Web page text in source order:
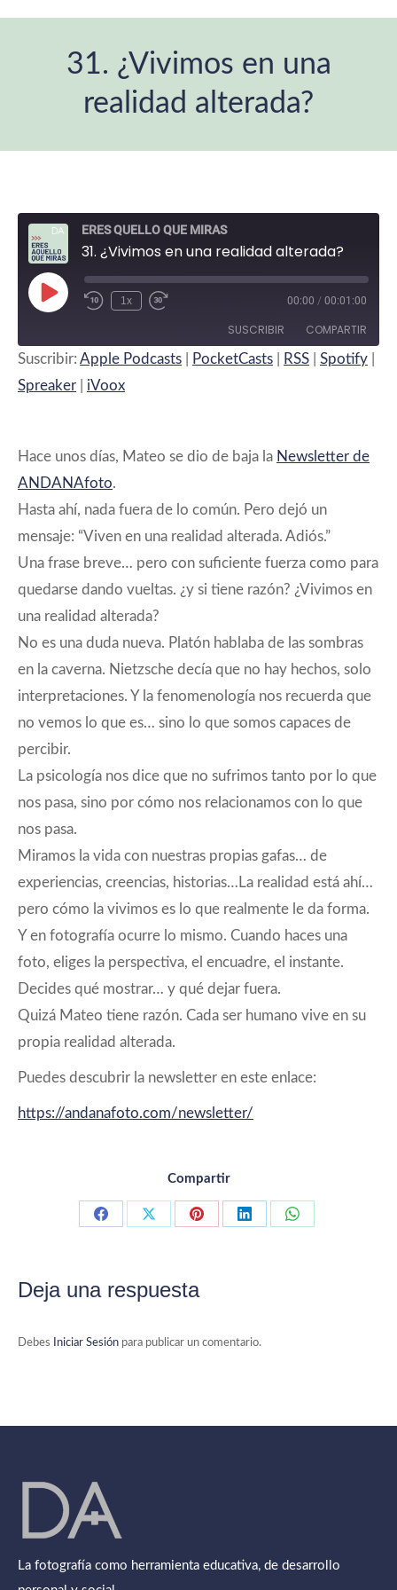
31. ¿Vivimos en una
realidad alterada?
ERES QUELLO QUE MIRAS
31. ¿Vivimos en una realidad alterada?
Reproducir
episodio
Rebobinar
segundos
1x
Fast
30
seconds
00:00 / 00:01:00
SUSCRIBIR COMPARTIR
Apple Podcasts
FEED RSS
COMPARTIR
INCRUSTAR
Suscribir: Apple Podcasts PocketCasts RSS Spotify
Spreaker
iVoox
Hace unos días, Mateo se dio de baja la Newsletter de
ANDANAfoto.
Hasta ahí, nada fuera de lo común. Pero dejó un
mensaje: “Viven en una realidad alterada. Adiós.”
Una frase breve… pero con suficiente fuerza como para
quedarse dando vueltas. ¿y si tiene razón? ¿Vivimos en
una realidad alterada?
No es una duda nueva. Platón hablaba de las sombras
en la caverna. Nietzsche decía que no hay hechos, solo
interpretaciones. Y la fenomenología nos recuerda que
no vemos lo que es… sino lo que somos capaces de
percibir.
La psicología nos dice que no sufrimos tanto por lo que
nos pasa, sino por cómo nos relacionamos con lo que
nos pasa.
Miramos la vida con nuestras propias gafas… de
experiencias, creencias, historias…La realidad está ahí…
pero cómo la vivimos es lo que realmente le da forma.
Y en fotografía ocurre lo mismo. Cuando haces una
foto, eliges la perspectiva, el encuadre, el instante.
Decides qué mostrar… y qué dejar fuera.
Quizá Mateo tiene razón. Cada ser humano vive en su
propia realidad alterada.
Puedes descubrir la newsletter en este enlace:
https://andanafoto.com/newsletter/
Compartir
CompartirCompartirCompartirCompartirCompartir
Deja una respuesta
Debes Iniciar Sesión para publicar un comentario.
La fotografía como herramienta educativa, de desarrollo